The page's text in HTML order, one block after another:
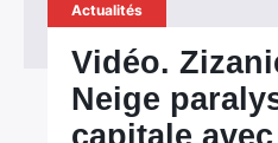
Actualités
Vidéo.
Neige
capitale